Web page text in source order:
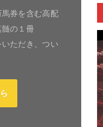
券を含む高配
の１冊
ただき、つい